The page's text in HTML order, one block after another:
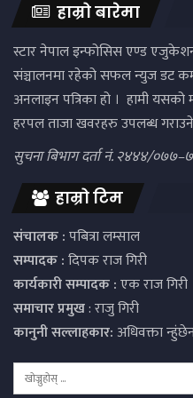
हाम्रो बारेमा
स्टार नेपाल इन्फोसिस एण्ड एजुकेशन
संञ्चालनमा रहेको सफल न्युज डट कम
अनलाइन पत्रिका हो । हामी
हरपल ताजा खवरहरु उपलब्ध गराउने
सुचना बिभाग दर्ता नं. २४४४/
हाम्रो टिम
संचालक :पबित्रा लम्साल
सम्पादक :दिपक राज गिरी
कार्यकारी सम्पादक :एक राज गिरी
समाचार प्रमुख: राजु गिरी
कानुनी सल्लाहकार:अधिवक्ता